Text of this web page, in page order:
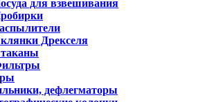
для взвешивания
Дрекселя
дефлегматоры